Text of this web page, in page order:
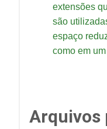
extensões
são
espaço
como em
Arquivos